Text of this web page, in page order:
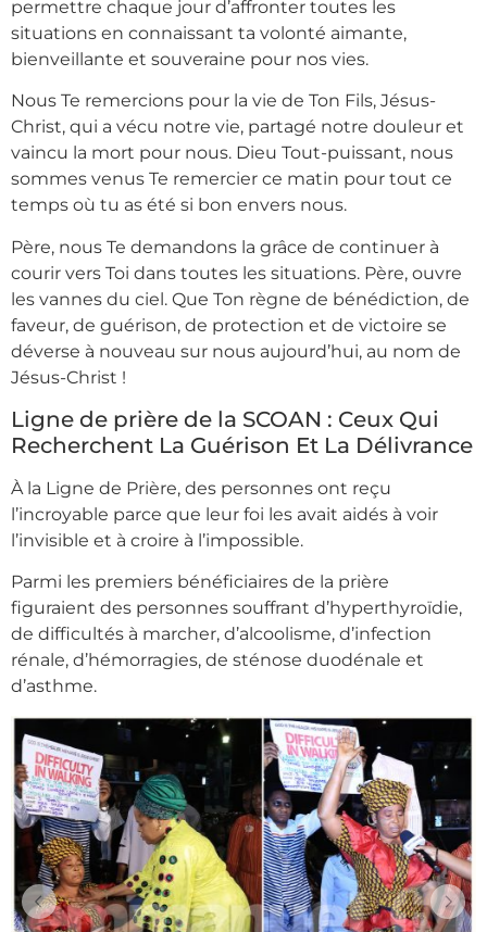
permettre chaque jour d’affronter toutes les
situations en connaissant ta volonté aimante,
bienveillante et souveraine pour nos vies.
Nous Te remercions pour la vie de Ton Fils, Jésus-
Christ, qui a vécu notre vie, partagé notre douleur et
vaincu la mort pour nous. Dieu Tout-puissant, nous
sommes venus Te remercier ce matin pour tout ce
temps où tu as été si bon envers nous.
Père, nous Te demandons la grâce de continuer à
courir vers Toi dans toutes les situations. Père, ouvre
les vannes du ciel. Que Ton règne de bénédiction, de
faveur, de guérison, de protection et de victoire se
déverse à nouveau sur nous aujourd’hui, au nom de
Jésus-Christ !
Ligne de prière de la SCOAN : Ceux Qui
Recherchent La Guérison Et La Délivrance
À la Ligne de Prière, des personnes ont reçu
l’incroyable parce que leur foi les avait aidés à voir
l’invisible et à croire à l’impossible.
Parmi les premiers bénéficiaires de la prière
figuraient des personnes souffrant d’hyperthyroïdie,
de difficultés à marcher, d’alcoolisme, d’infection
rénale, d’hémorragies, de sténose duodénale et
d’asthme.